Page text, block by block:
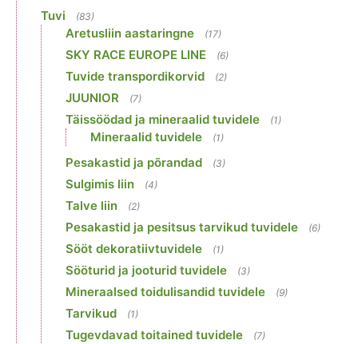
Tuvi (83)
Aretusliin aastaringne (17)
SKY RACE EUROPE LINE (6)
Tuvide transpordikorvid (2)
JUUNIOR (7)
Täissöödad ja mineraalid tuvidele (1)
Mineraalid tuvidele (1)
Pesakastid ja põrandad (3)
Sulgimis liin (4)
Talve liin (2)
Pesakastid ja pesitsus tarvikud tuvidele (6)
Sööt dekoratiivtuvidele (1)
Sööturid ja jooturid tuvidele (3)
Mineraalsed toidulisandid tuvidele (9)
Tarvikud (1)
Tugevdavad toitained tuvidele (7)